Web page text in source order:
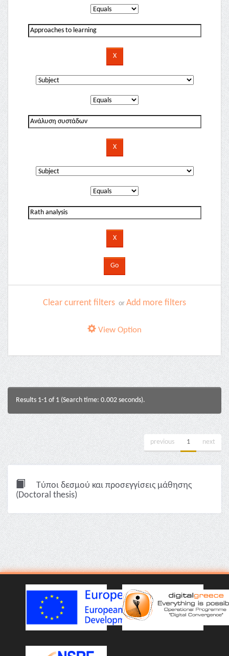
Clear current filters or Add more filters
View Option
Results 1-1 of 1 (Search time: 0.002 seconds).
previous 1 next
Τύποι δεσμού και προσεγγίσεις μάθησης
(Doctoral thesis)